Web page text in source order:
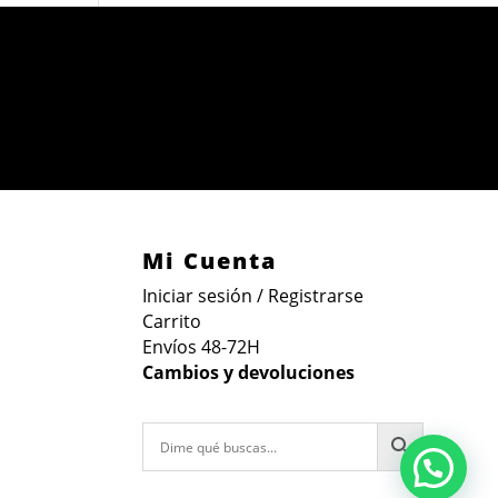
Mi Cuenta
Iniciar sesión / Registrarse
Carrito
Envíos 48-72H
Cambios y devoluciones